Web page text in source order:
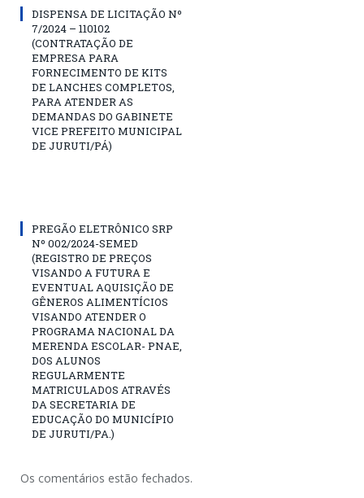
DISPENSA DE LICITAÇÃO Nº
7/2024 – 110102
(CONTRATAÇÃO DE
EMPRESA PARA
FORNECIMENTO DE KITS
DE LANCHES COMPLETOS,
PARA ATENDER AS
DEMANDAS DO GABINETE
VICE PREFEITO MUNICIPAL
DE JURUTI/PÁ)
PREGÃO ELETRÔNICO SRP
Nº 002/2024-SEMED
(REGISTRO DE PREÇOS
VISANDO A FUTURA E
EVENTUAL AQUISIÇÃO DE
GÊNEROS ALIMENTÍCIOS
VISANDO ATENDER O
PROGRAMA NACIONAL DA
MERENDA ESCOLAR- PNAE,
DOS ALUNOS
REGULARMENTE
MATRICULADOS ATRAVÉS
DA SECRETARIA DE
EDUCAÇÃO DO MUNICÍPIO
DE JURUTI/PA.)
Os comentários estão fechados.